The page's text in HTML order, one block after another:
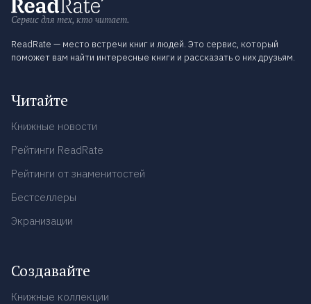
Сервис для тех, кто читает.
ReadRate — место встречи книг и людей. Это сервис, который
поможет вам найти интересные книги и рассказать о них друзьям.
Читайте
Книжные новости
Рейтинги ReadRate
Рейтинги от знаменитостей
Бестселлеры
Экранизации
Создавайте
Книжные коллекции